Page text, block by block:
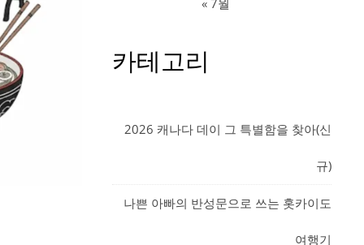
« 7월
카테고리
2026 캐나다 데이 그 특별함을 찾아(신
규)
나쁜 아빠의 반성문으로 쓰는 홋카이도
여행기